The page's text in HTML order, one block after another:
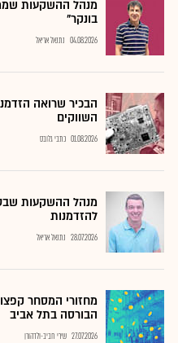
מנהל ההשקעות
בונקר"
04.08.2026 נתנאל אריאל
הבכיר שרואה
השווקים
01.08.2026 כתבי גלובס
מנהל ההשקעות
להזדמנות
28.07.2026 נתנאל אריאל
מחזורי המסחר
הבורסה בתל אביב
27.07.2026 שירי חביב-ולדהורן